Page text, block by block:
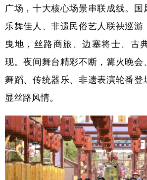
广场，十大核心场景串联成线。
乐舞佳人、非遗民俗艺人联袂巡
曳地，丝路商旅、边塞将士、古
现。夜间舞台精彩不断，篝火晚
舞蹈、传统器乐、非遗表演轮番登
显丝路风情。